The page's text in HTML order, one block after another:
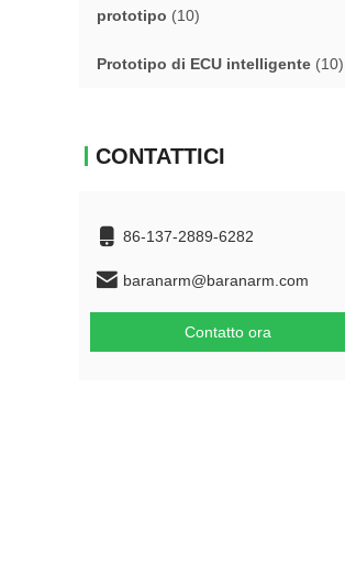
prototipo (10)
Prototipo di ECU intelligente (10)
CONTATTICI
86-137-2889-6282
baranarm@baranarm.com
Contatto ora